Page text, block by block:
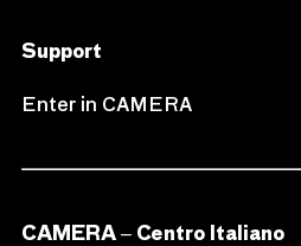
Support
Enter in CAMERA
CAMERA – Centro Italiano